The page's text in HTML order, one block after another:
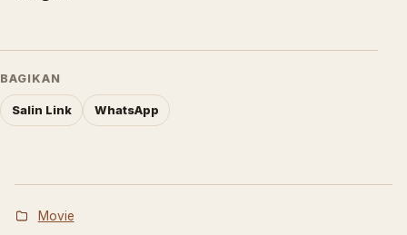
BAGIKAN
Salin Link WhatsApp
Movie